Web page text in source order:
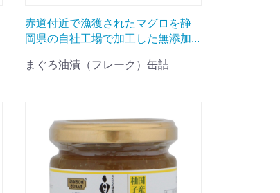
赤道付近で漁獲されたマグロを静
岡県の自社工場で加工した無添加...
まぐろ油漬（フレーク）缶詰